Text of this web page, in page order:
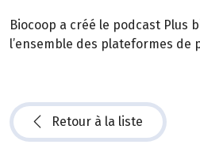
Biocoop a créé le podcast Plus
l’ensemble des plateformes de
Retour à la liste